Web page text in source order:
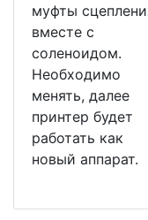
муфты
вместе с
соленоидом.
Необходимо
менять, далее
принтер будет
работать как
новый аппарат.